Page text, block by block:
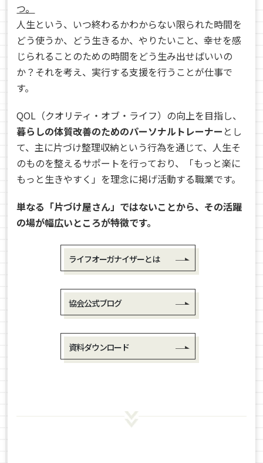
つ。
人生という、いつ終わるかわからない限られた時間を
どう使うか、どう生きるか、やりたいこと、幸せを感
じられることのための時間をどう生み出せばいいの
か？それを考え、実行する支援を行うことが仕事で
す。
QOL（クオリティ・オブ・ライフ）の向上を目指し、
暮らしの体質改善のためのパーソナルトレーナー とし
て、主に片づけ整理収納という行為を通じて、人生そ
のものを整えるサポートを行っており、「もっと楽に
もっと生きやすく」を理念に掲げ活動する職業です。
単なる「片づけ屋さん」ではないことから、その活躍
の場が幅広いところが特徴です。
ライフオーガナイザーとは
協会公式ブログ
資料ダウンロード